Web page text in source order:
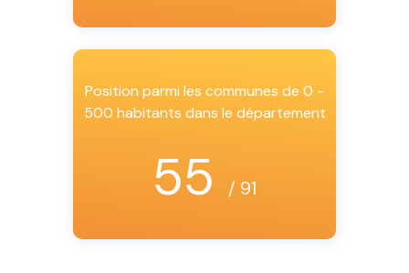
Position parmi les communes de 0 -
500 habitants dans le département
55 / 91